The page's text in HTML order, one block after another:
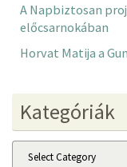
A Napbiztosan
előcsarnokában
Horvat Matija a
Kategóriák
Kategóriák